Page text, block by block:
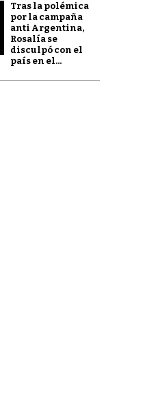
Tras la polémica
por la campaña
anti Argentina,
Rosalía se
disculpó con el
país en el...